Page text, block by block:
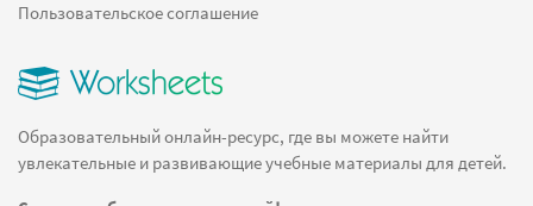
Образовательный онлайн-ресурс, где вы можете найти
увлекательные и развивающие учебные материалы для детей.
Пользовательское соглашение